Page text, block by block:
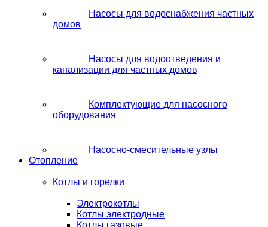
Насосы для водоснабжения частных
домов
Насосы для водоотведения и
канализации для частных домов
Комплектующие для насосного
оборудования
Насосно-смесительные узлы
Отопление
Котлы и горелки
Электрокотлы
Котлы электродные
Котлы газовые